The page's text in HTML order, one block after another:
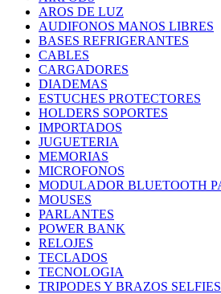
AROS DE LUZ
AUDIFONOS MANOS LIBRES
BASES REFRIGERANTES
CABLES
CARGADORES
DIADEMAS
ESTUCHES PROTECTORES
HOLDERS SOPORTES
IMPORTADOS
JUGUETERIA
MEMORIAS
MICROFONOS
MODULADOR BLUETOOTH
MOUSES
PARLANTES
POWER BANK
RELOJES
TECLADOS
TECNOLOGIA
TRIPODES Y BRAZOS SELFIES